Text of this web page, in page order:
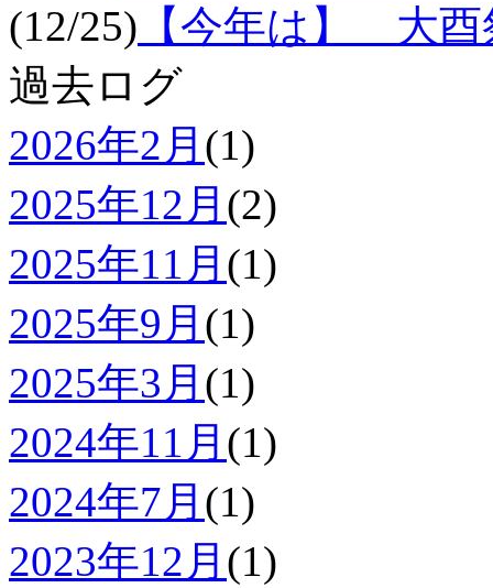
(12/25) 【今年は】 大
過去ログ
2026年2月 (1)
2025年12月 (2)
2025年11月 (1)
2025年9月 (1)
2025年3月 (1)
2024年11月 (1)
2024年7月 (1)
2023年12月 (1)